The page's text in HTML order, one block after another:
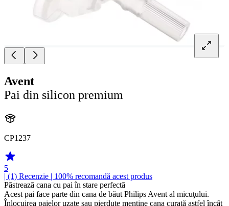
Avent
Pai din silicon premium
CP1237
5
| (1) Recenzie | 100% recomandă acest produs
Păstrează cana cu pai în stare perfectă
Acest pai face parte din cana de băut Philips Avent al micuţului.
Înlocuirea paielor uzate sau pierdute menţine cana curată astfel încât